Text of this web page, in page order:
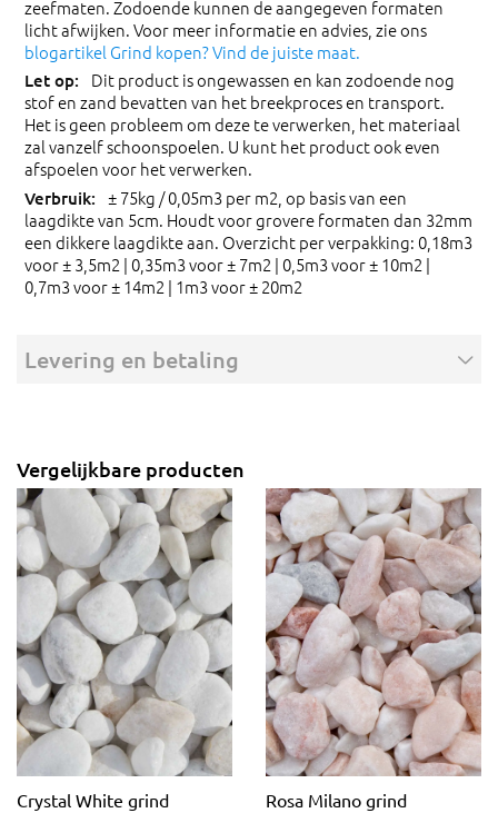
zeefmaten. Zodoende kunnen de aangegeven formaten
licht afwijken. Voor meer informatie en advies, zie ons
blogartikel Grind kopen? Vind de juiste maat.
Dit product is ongewassen en kan zodoende nog
stof en zand bevatten van het breekproces en transport.
Het is geen probleem om deze te verwerken, het materiaal
zal vanzelf schoonspoelen. U kunt het product ook even
afspoelen voor het verwerken.
± 75kg / 0,05m3 per m2, op basis van een
laagdikte van 5cm. Houdt voor grovere formaten dan 32mm
een dikkere laagdikte aan. Overzicht per verpakking: 0,18m3
voor ± 3,5m2 | 0,35m3 voor ± 7m2 | 0,5m3 voor ± 10m2 |
0,7m3 voor ± 14m2 | 1m3 voor ± 20m2
Levering en betaling
Vergelijkbare producten
Crystal White grind
Rosa Milano grind